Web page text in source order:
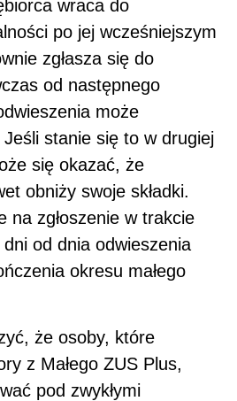
wraca do
po jej wcześniejszym
zgłasza się do
od następnego
może
stanie się to w drugiej
się okazać, że
obniży swoje składki.
na zgłoszenie w trakcie
od dnia odwieszenia
okresu małego
że osoby, które
z Małego ZUS Plus,
pod zwykłymi